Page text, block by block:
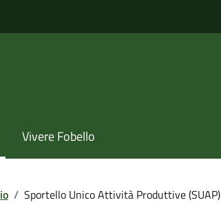
Vivere Fobello
/ Sportello Unico Attività Produttive (SUAP)